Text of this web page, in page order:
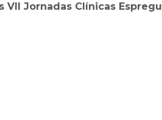
Jornadas Clínicas